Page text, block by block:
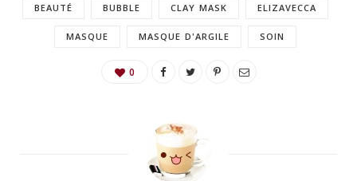
BEAUTÉ BUBBLE CLAY MASK ELIZAVECCA
MASQUE MASQUE D'ARGILE SOIN
0